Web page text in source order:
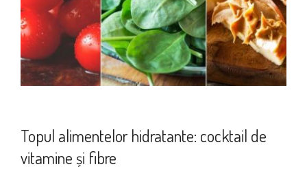
Topul alimentelor hidratante: cocktail de
vitamine și fibre